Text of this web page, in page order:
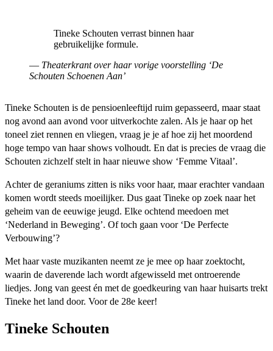
Tineke Schouten verrast binnen haar
gebruikelijke formule.
— Theaterkrant over haar vorige voorstelling ‘De
Schouten Schoenen Aan’
Tineke Schouten is de pensioenleeftijd ruim gepasseerd, maar staat
nog avond aan avond voor uitverkochte zalen. Als je haar op het
toneel ziet rennen en vliegen, vraag je je af hoe zij het moordend
hoge tempo van haar shows volhoudt. En dat is precies de vraag die
Schouten zichzelf stelt in haar nieuwe show ‘Femme Vitaal’.
Achter de geraniums zitten is niks voor haar, maar erachter vandaan
komen wordt steeds moeilijker. Dus gaat Tineke op zoek naar het
geheim van de eeuwige jeugd. Elke ochtend meedoen met
‘Nederland in Beweging’. Of toch gaan voor ‘De Perfecte
Verbouwing’?
Met haar vaste muzikanten neemt ze je mee op haar zoektocht,
waarin de daverende lach wordt afgewisseld met ontroerende
liedjes. Jong van geest én met de goedkeuring van haar huisarts trekt
Tineke het land door. Voor de 28e keer!
Tineke Schouten